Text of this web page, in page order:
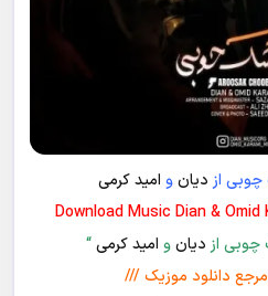
ازدیانو امید کرمی
Download Music Dian & Omid
چوبی ازدیانو امید کرمی“
مرجع دانلود موزیک ///